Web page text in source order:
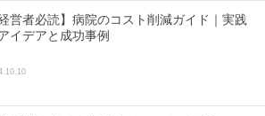
経営者必読】病院のコスト削減ガイド｜実践
イデアと成功事例